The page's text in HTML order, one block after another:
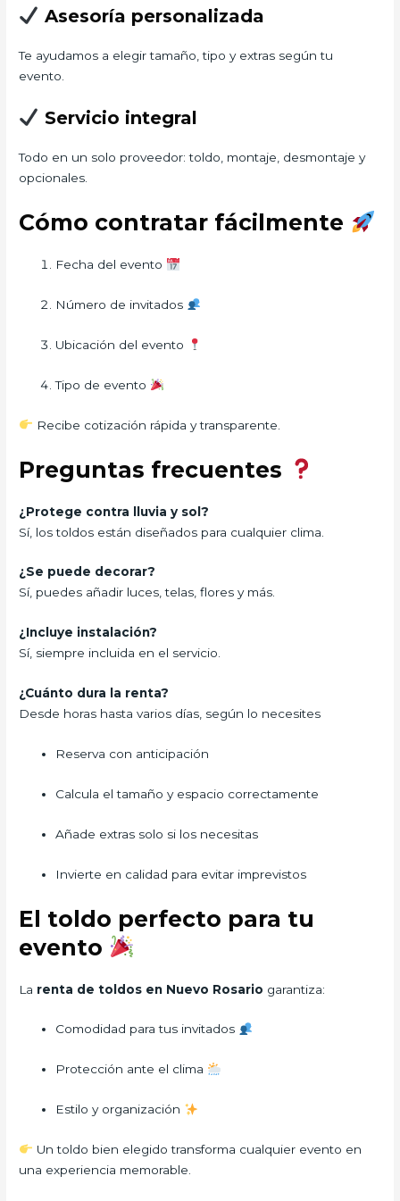
Asesoría personalizada
Te ayudamos a elegir tamaño, tipo y extras según tu
evento.
Servicio integral
Todo en un solo proveedor: toldo, montaje, desmontaje y
opcionales.
Cómo contratar fácilmente
Fecha del evento
Número de invitados
Ubicación del evento
Tipo de evento
Recibe cotización rápida y transparente.
Preguntas frecuentes
¿Protege contra lluvia y sol?
Sí, los toldos están diseñados para cualquier clima.
¿Se puede decorar?
Sí, puedes añadir luces, telas, flores y más.
¿Incluye instalación?
Sí, siempre incluida en el servicio.
¿Cuánto dura la renta?
Desde horas hasta varios días, según lo necesites
Reserva con anticipación
Calcula el tamaño y espacio correctamente
Añade extras solo si los necesitas
Invierte en calidad para evitar imprevistos
El toldo perfecto para tu
evento
La renta de toldos en Nuevo Rosario garantiza:
Comodidad para tus invitados
Protección ante el clima
Estilo y organización
Un toldo bien elegido transforma cualquier evento en
una experiencia memorable.